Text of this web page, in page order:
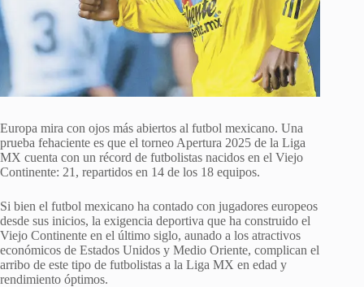
Europa mira con ojos más abiertos al futbol mexicano. Una
prueba fehaciente es que el torneo Apertura 2025 de la Liga
MX cuenta con un récord de futbolistas nacidos en el Viejo
Continente: 21, repartidos en 14 de los 18 equipos.
Si bien el futbol mexicano ha contado con jugadores europeos
desde sus inicios, la exigencia deportiva que ha construido el
Viejo Continente en el último siglo, aunado a los atractivos
económicos de Estados Unidos y Medio Oriente, complican el
arribo de este tipo de futbolistas a la Liga MX en edad y
rendimiento óptimos.